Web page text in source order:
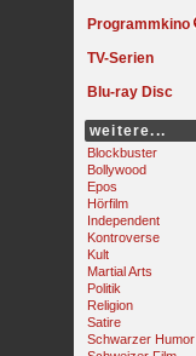
Programmkino
TV-Serien
Blu-ray Disc
weitere...
Blockbuster
Bollywood
Epos
Hörfilm
Independent
Kontroverse
Kult
Martial Arts
Politik
Religion
Satire
Schwarzer Humor